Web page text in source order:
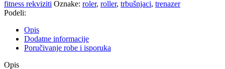
fitness rekviziti Oznake: roler, roller, trbušnjaci, trenazer
Podeli:
Opis
Dodatne informacije
Poručivanje robe i isporuka
Opis